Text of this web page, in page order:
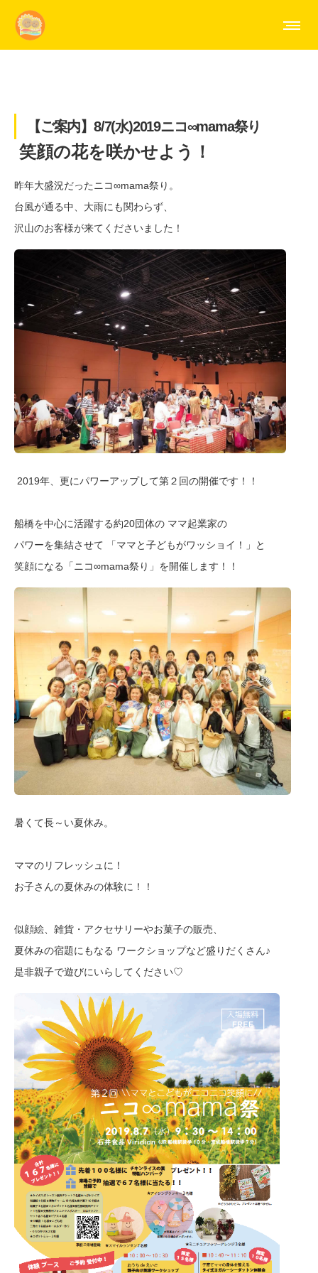
【ご案内】8/7(水)2019ニコ∞mama祭り
笑顔の花を咲かせよう！
昨年大盛況だったニコ∞mama祭り。
台風が通る中、大雨にも関わらず、
沢山のお客様が来てくださいました！
2019年、更にパワーアップして第２回の開催です！！
船橋を中心に活躍する約20団体の ママ起業家の
パワーを集結させて 「ママと子どもがワッショイ！」と
笑顔になる「ニコ∞mama祭り」を開催します！！
暑くて長～い夏休み。
ママのリフレッシュに！
お子さんの夏休みの体験に！！
似顔絵、雑貨・アクセサリーやお菓子の販売、
夏休みの宿題にもなる ワークショップなど盛りだくさん♪
是非親子で遊びにいらしてください♡